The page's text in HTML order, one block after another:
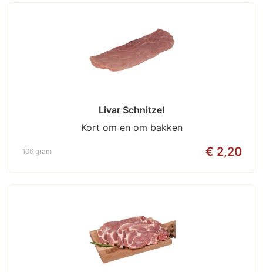
Livar Schnitzel
Kort om en om bakken
€ 2,20
100 gram